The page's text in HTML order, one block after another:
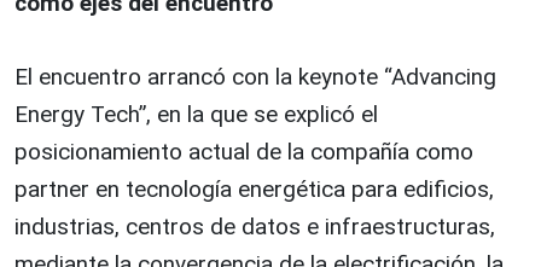
El encuentro arrancó con la keynote “Advancing
Energy Tech”, en la que se explicó el
posicionamiento actual de la compañía como
partner en tecnología energética para edificios,
industrias, centros de datos e infraestructuras,